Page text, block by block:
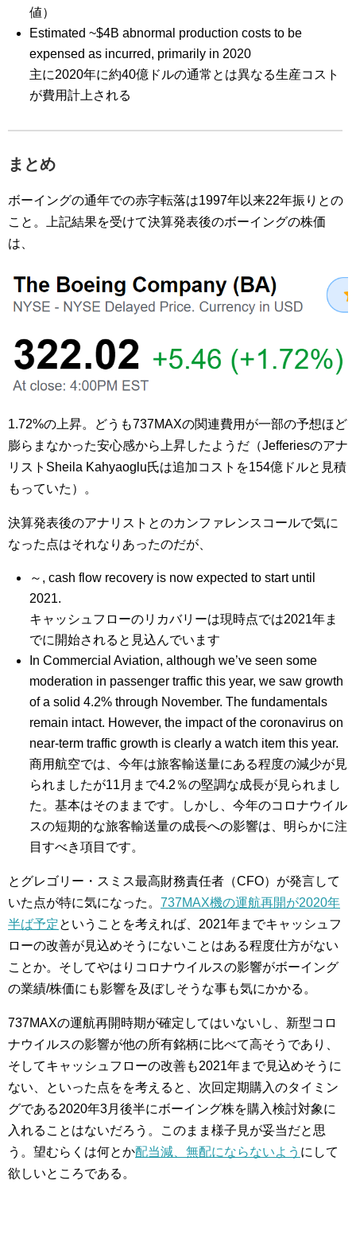
値）
Estimated ~$4B abnormal production costs to be
expensed as incurred, primarily in 2020
主に2020年に約40億ドルの通常とは異なる生産コスト
が費用計上される
まとめ
ボーイングの通年での赤字転落は1997年以来22年振りとの
こと。上記結果を受けて決算発表後のボーイングの株価
は、
1.72%の上昇。どうも737MAXの関連費用が一部の予想ほど
膨らまなかった安心感から上昇したようだ（Jefferiesのアナ
リストSheila Kahyaoglu氏は追加コストを154億ドルと見積
もっていた）。
決算発表後のアナリストとのカンファレンスコールで気に
なった点はそれなりあったのだが、
～, cash flow recovery is now expected to start until
2021.
キャッシュフローのリカバリーは現時点では2021年ま
でに開始されると見込んでいます
In Commercial Aviation, although we’ve seen some
moderation in passenger traffic this year, we saw growth
of a solid 4.2% through November. The fundamentals
remain intact. However, the impact of the coronavirus on
near-term traffic growth is clearly a watch item this year.
商用航空では、今年は旅客輸送量にある程度の減少が見
られましたが11月まで4.2％の堅調な成長が見られまし
た。基本はそのままです。しかし、今年のコロナウイル
スの短期的な旅客輸送量の成長への影響は、明らかに注
目すべき項目です。
とグレゴリー・スミス最高財務責任者（CFO）が発言して
いた点が特に気になった。 737MAX機の運航再開が2020年
半ば予定ということを考えれば、2021年までキャッシュフ
ローの改善が見込めそうにないことはある程度仕方がない
ことか。そしてやはりコロナウイルスの影響がボーイング
の業績/株価にも影響を及ぼしそうな事も気にかかる。
737MAXの運航再開時期が確定してはいないし、新型コロ
ナウイルスの影響が他の所有銘柄に比べて高そうであり、
そしてキャッシュフローの改善も2021年まで見込めそうに
ない、といった点をを考えると、次回定期購入のタイミン
グである2020年3月後半にボーイング株を購入検討対象に
入れることはないだろう。このまま様子見が妥当だと思
う。望むらくは何とか配当減、無配にならないよう にして
欲しいところである。